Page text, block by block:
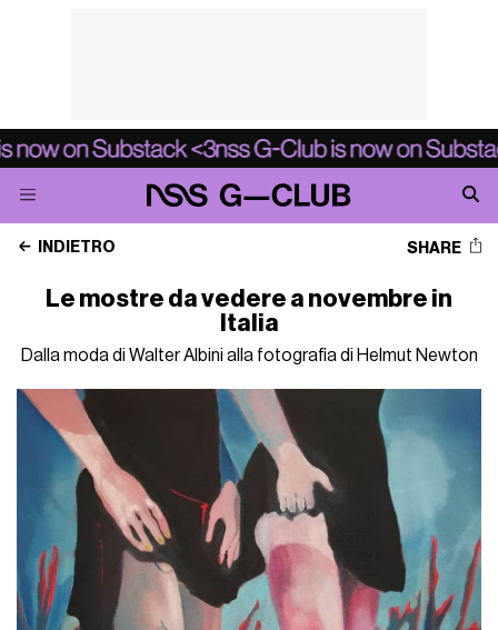
INDIETRO SHARE
Le mostre da vedere a novembre in
Italia
Dalla moda di Walter Albini alla fotografia di Helmut Newton